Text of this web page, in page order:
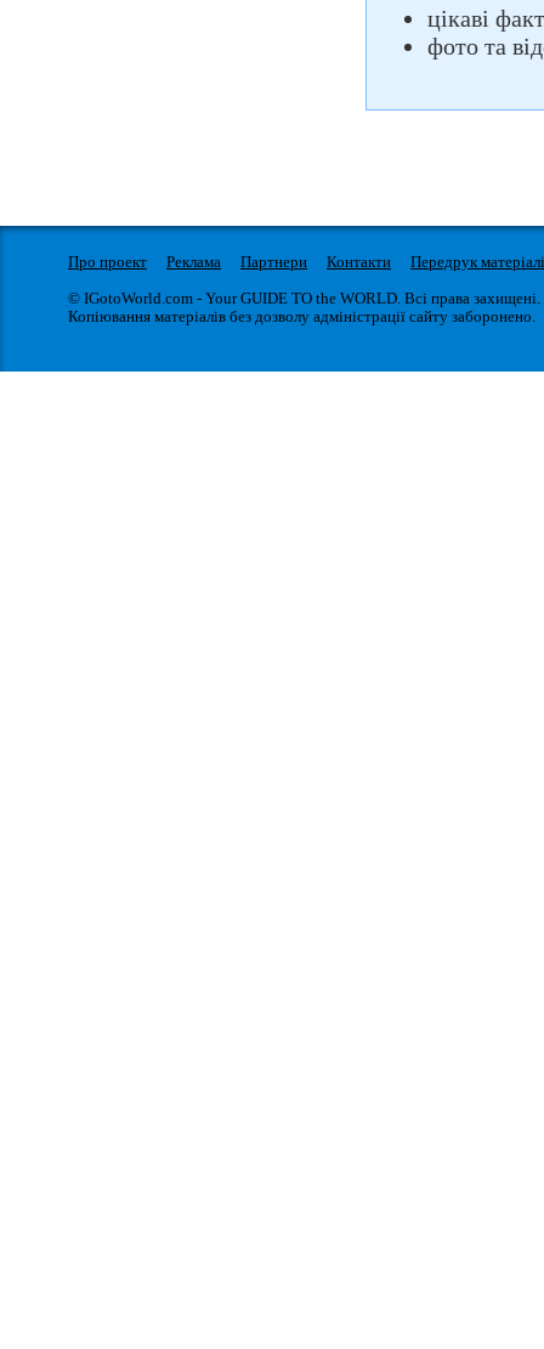
цікаві
фото та
Про проект Реклама Партнери Контакти
Передрук
© IGotoWorld.com - Your GUIDE TO the WORLD. Всі права захищені.
Копіювання матеріалів без дозволу адміністрації сайту заборонено.